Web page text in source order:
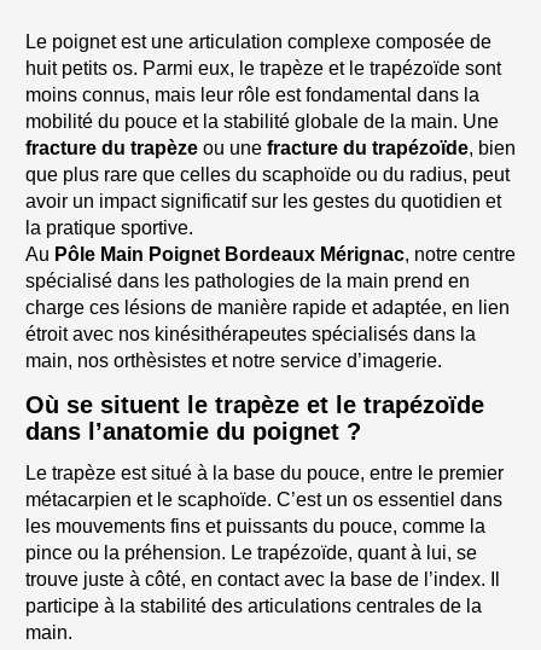
Le poignet est une articulation complexe composée de
huit petits os. Parmi eux, le trapèze et le trapézoïde sont
moins connus, mais leur rôle est fondamental dans la
mobilité du pouce et la stabilité globale de la main. Une
fracture du trapèzeou une fracture du trapézoïde, bien
que plus rare que celles du scaphoïde ou du radius, peut
avoir un impact significatif sur les gestes du quotidien et
la pratique sportive.
Au Pôle Main Poignet Bordeaux Mérignac, notre centre
spécialisé dans les pathologies de la main prend en
charge ces lésions de manière rapide et adaptée, en lien
étroit avec nos kinésithérapeutes spécialisés dans la
main, nos orthèsistes et notre service d’imagerie.
Où se situent le trapèze et le trapézoïde
dans l’anatomie du poignet ?
Le trapèze est situé à la base du pouce, entre le premier
métacarpien et le scaphoïde. C’est un os essentiel dans
les mouvements fins et puissants du pouce, comme la
pince ou la préhension. Le trapézoïde, quant à lui, se
trouve juste à côté, en contact avec la base de l’index. Il
participe à la stabilité des articulations centrales de la
main.